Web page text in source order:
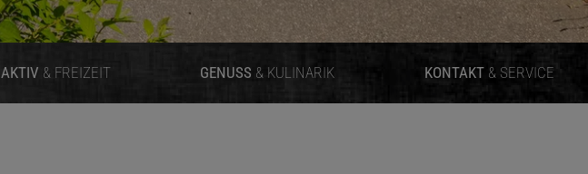
AKTIV & FREIZEIT GENUSS & KULINARIK KONTAKT & SERVICE